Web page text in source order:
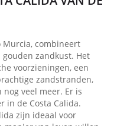
Murcia, combineert
zandkust. Het
voorzieningen, een
zandstranden,
veel meer. Er is
in de Costa Calida.
zijn ideaal voor